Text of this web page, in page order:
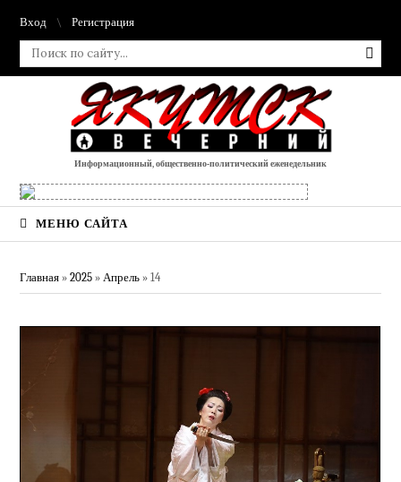
Вход Регистрация
Информационный, общественно-политический еженедельник
МЕНЮ САЙТА
Главная »2025 » Апрель » 14